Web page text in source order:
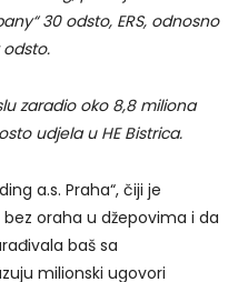
30 odsto, ERS, odnosno
odsto.
zaradio oko 8,8 miliona
udjela u HE Bistrica.
a.s. Praha“, čiji je
oraha u džepovima i da
baš sa
milionski ugovori